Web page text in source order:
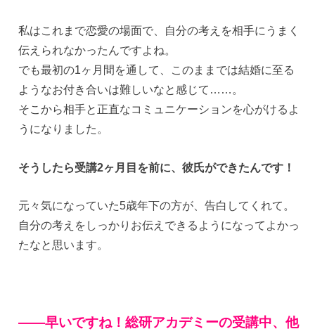
私はこれまで恋愛の場面で、自分の考えを相手にうまく
伝えられなかったんですよね。
でも最初の1ヶ月間を通して、このままでは結婚に至る
ようなお付き合いは難しいなと感じて……。
そこから相手と正直なコミュニケーションを心がけるよ
うになりました。
そうしたら受講2ヶ月目を前に、彼氏ができたんです！
元々気になっていた5歳年下の方が、告白してくれて。
自分の考えをしっかりお伝えできるようになってよかっ
たなと思います。
——早いですね！総研アカデミーの受講中、他